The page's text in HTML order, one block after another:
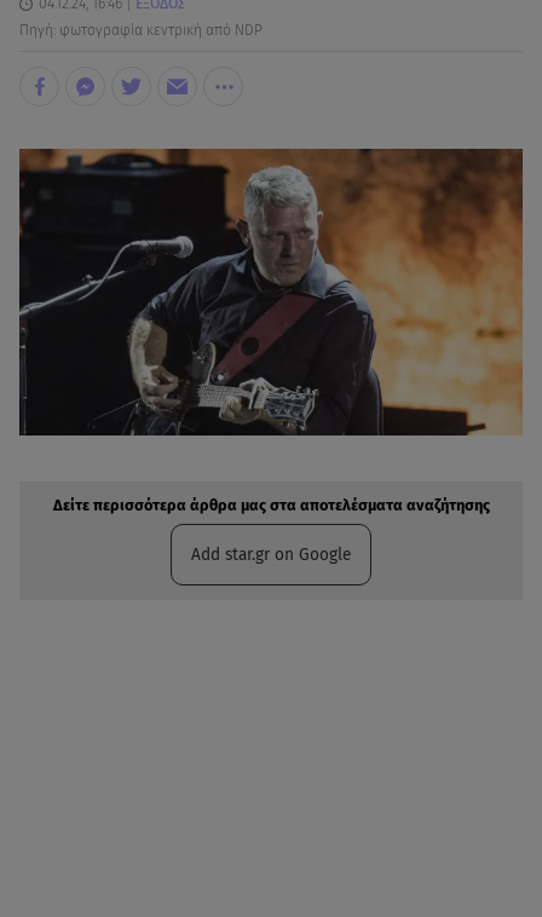
04.12.24, 16:46
ΕΞΟΔΟΣ
Πηγή: φωτογραφία κεντρική από NDP
Δείτε περισσότερα άρθρα μας στα αποτελέσματα αναζήτησης
Add star.gr on Google